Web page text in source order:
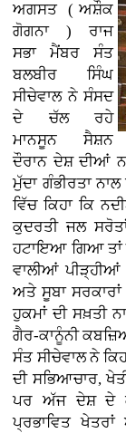
ਅਗਸਤ ( ਅਸ਼ੌਕ
ਗੋਗਨਾ )ਰਾਜ
ਸਭਾ ਮੈਂਬਰ ਸੰਤ
ਬਲਬੀਰ ਸਿੰਘ
ਸੀਚੇਵਾਲ ਨੇ ਸੰਸਦ
ਦੇ ਚੱਲ ਰਹੇ
ਮਾਨਸੂਨ ਸੈਸ਼ਨ
ਦੌਰਾਨ ਦੇਸ਼ ਦੀਆਂ
ਮੁੱਦਾ ਗੰਭੀਰਤਾ
ਵਿੱਚ ਕਿਹਾ ਕਿ
ਕੁਦਰਤੀ ਜਲ
ਹਟਾਇਆ ਗਿਆ ਤਾਂ
ਵਾਲੀਆਂ
ਅਤੇ ਸੂਬਾ
ਹੁਕਮਾਂ ਦੀ ਸਖ਼ਤੀ
ਗੈਰ-ਕਾਨੂੰਨੀ
ਸੰਤ ਸੀਚੇਵਾਲ ਨੇ
ਦੀ ਸਭਿਆਚਾਰ,
ਪਰ ਅੱਜ ਦੇਸ਼ ਦੇ
ਪ੍ਰਭਾਵਿਤ